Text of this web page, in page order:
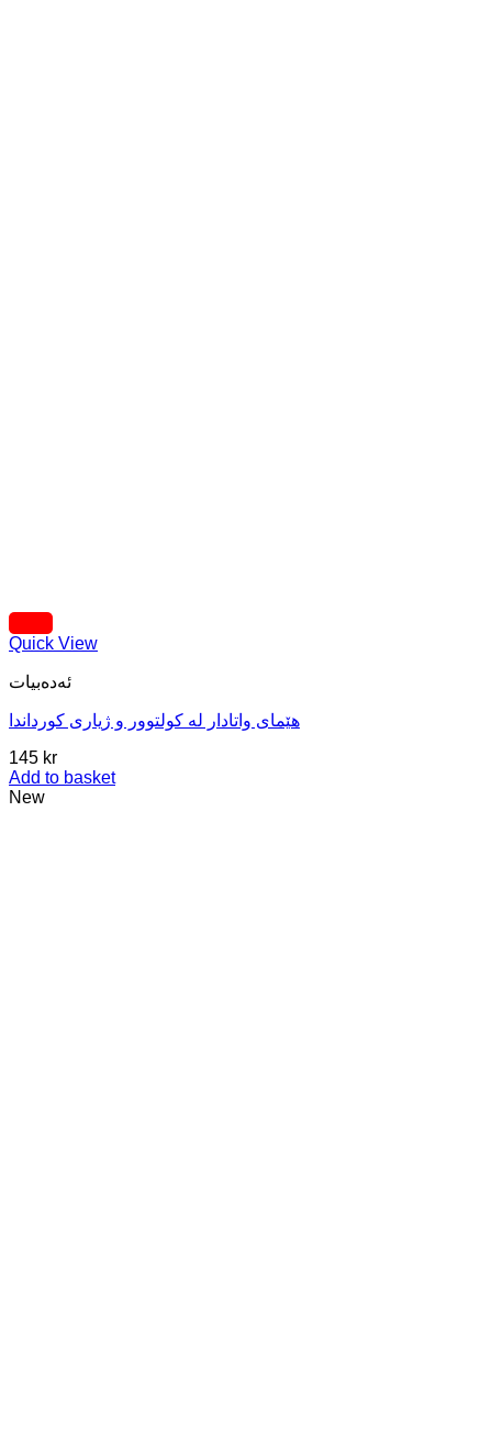
Quick View
ئه‌ده‌بیات
هێمای واتادار لە کولتوور و ژیاری کورداندا
145 kr
Add to basket
New